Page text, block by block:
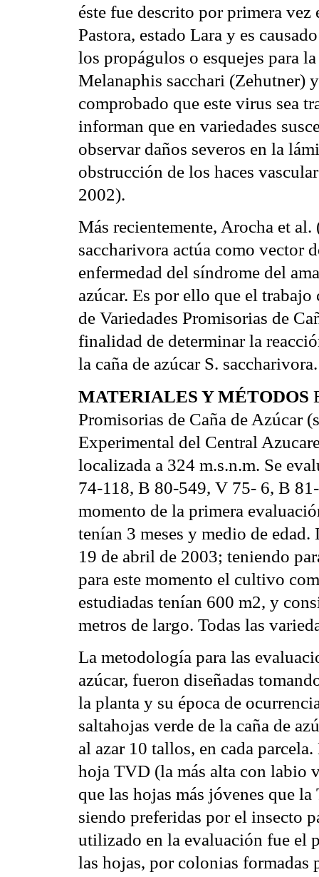
éste fue descrito por primera
Pastora, estado Lara y es
los propágulos o esquejes para
Melanaphis sacchari (Zehutner)
comprobado que este virus sea
informan que en variedades
observar daños severos en la
obstrucción de los haces
2002).
Más recientemente, Arocha et
saccharivora actúa como vector
enfermedad del síndrome del
azúcar. Es por ello que el
de Variedades Promisorias de
finalidad de determinar la
la caña de azúcar S. saccharivora.
MATERIALES Y MÉTODOS
Promisorias de Caña de Azúcar
Experimental del Central
localizada a 324 m.s.n.m. Se
74-118, B 80-549, V 75- 6, B
momento de la primera
tenían 3 meses y medio de
19 de abril de 2003; teniendo
para este momento el cultivo
estudiadas tenían 600 m2, y
metros de largo. Todas las
La metodología para las
azúcar, fueron diseñadas
la planta y su época de
saltahojas verde de la caña de
al azar 10 tallos, en cada
hoja TVD (la más alta con labio
que las hojas más jóvenes que
siendo preferidas por el insecto
utilizado en la evaluación fue el
las hojas, por colonias formadas